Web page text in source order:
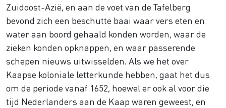
Zuidoost-Azië, en aan de voet van de Tafelberg
bevond zich een beschutte baai waar vers eten en
water aan boord gehaald konden worden, waar de
zieken konden opknappen, en waar passerende
schepen nieuws uitwisselden. Als we het over
Kaapse koloniale letterkunde hebben, gaat het dus
om de periode vanaf 1652, hoewel er ook al voor die
tijd Nederlanders aan de Kaap waren geweest, en